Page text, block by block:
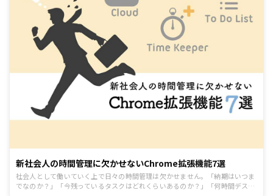
新社会人の時間管理に欠かせないChrome拡張機能7選
社会人として働いていく上で日々の時間管理は欠かせません。「納期はいつま
でなのか？」「今残っているタスクはどれくらいあるのか？」「何時間デスク